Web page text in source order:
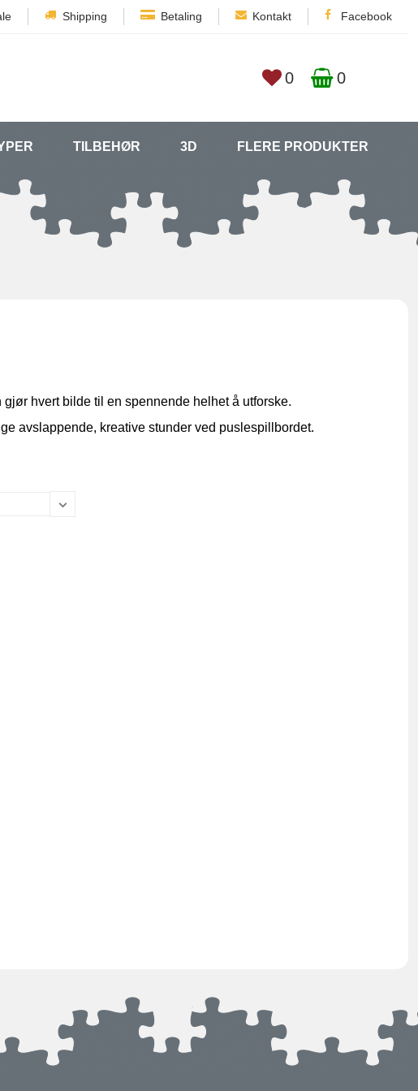
Shipping Betaling Kontakt Facebook
0 0
TILBEHØR 3D FLERE PRODUKTER
hvert bilde til en spennende helhet å utforske.
avslappende, kreative stunder ved puslespillbordet.